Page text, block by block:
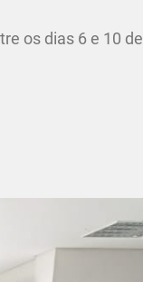
os dias 6 e 10 de